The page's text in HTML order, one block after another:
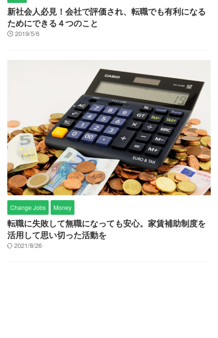
新社会人必見！会社で評価され、転職でも有利になる
ためにできる４つのこと
2019/5/6
Change Jobs Money
転職に失敗して無職になっても安心。家賃補助制度を
活用して思い切った活動を
2021/8/26